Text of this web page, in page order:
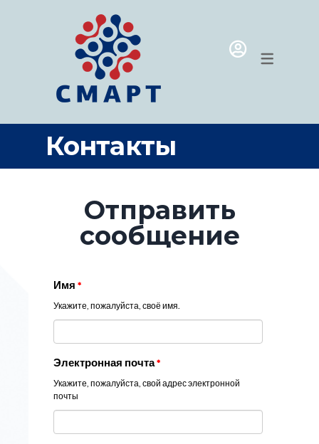
МАГАЗИН
ВИДЕОНАБЛЮДЕНИЕ
SIM-КАРТЫ
MICROSOFT
Контакты
Отправить
сообщение
Имя *
Укажите, пожалуйста, своё имя.
Электронная почта*
Укажите, пожалуйста, свой адрес электронной
почты